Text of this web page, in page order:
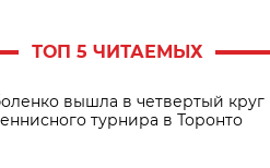
ТОП 5 ЧИТАЕМЫХ
вышла в четвертый круг
турнира в Торонто